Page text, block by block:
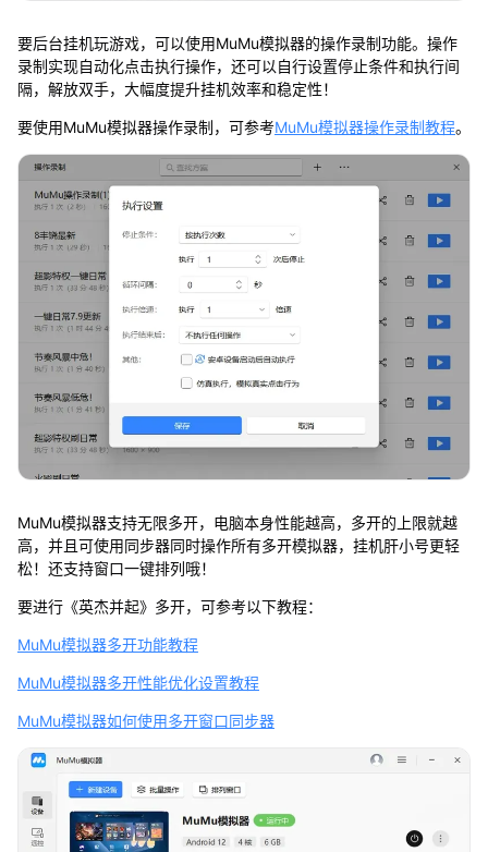
要后台挂机玩游戏，可以使用MuMu模拟器的操作录制功能。操作
录制实现自动化点击执行操作，还可以自行设置停止条件和执行间
隔，解放双手，大幅度提升挂机效率和稳定性！
要使用MuMu模拟器操作录制，可参考MuMu模拟器操作录制教程。
MuMu模拟器支持无限多开，电脑本身性能越高，多开的上限就越
高，并且可使用同步器同时操作所有多开模拟器，挂机肝小号更轻
松！还支持窗口一键排列哦！
要进行《英杰并起》多开，可参考以下教程：
MuMu模拟器多开功能教程
MuMu模拟器多开性能优化设置教程
MuMu模拟器如何使用多开窗口同步器